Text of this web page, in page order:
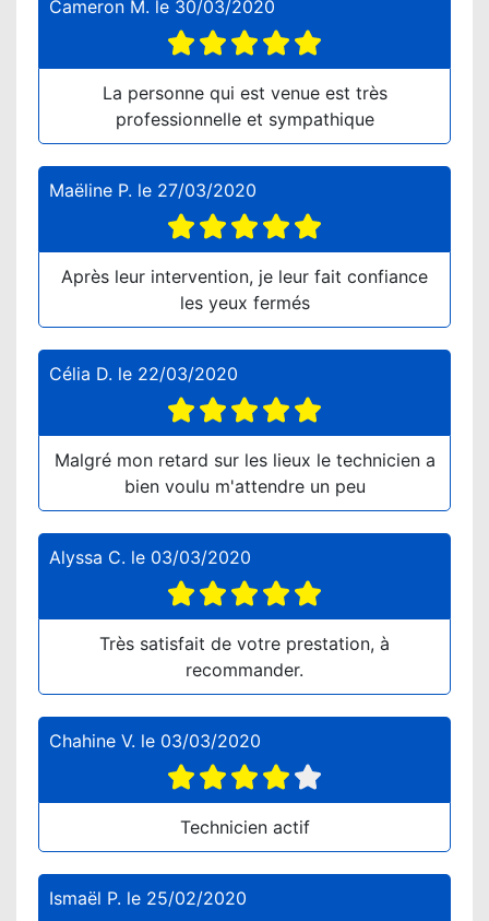
Cameron M. le 30/03/2020
La personne qui est venue est très
professionnelle et sympathique
Maëline P. le 27/03/2020
Après leur intervention, je leur fait confiance
les yeux fermés
Célia D. le 22/03/2020
Malgré mon retard sur les lieux le technicien a
bien voulu m'attendre un peu
Alyssa C. le 03/03/2020
Très satisfait de votre prestation, à
recommander.
Chahine V. le 03/03/2020
Technicien actif
Ismaël P. le 25/02/2020